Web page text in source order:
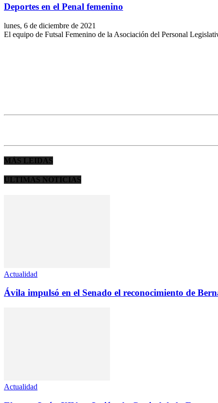
Deportes en el Penal femenino
lunes, 6 de diciembre de 2021
El equipo de Futsal Femenino de la Asociación del Personal
MÁS LEIDAS
ULTIMAS NOTICIAS
Actualidad
Ávila impulsó en el Senado el reconocimiento de
Actualidad